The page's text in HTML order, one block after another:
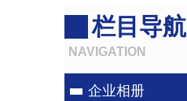
栏目导航
NAVIGATION
企业相册